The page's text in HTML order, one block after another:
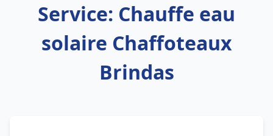
Service: Chauffe eau
solaire Chaffoteaux
Brindas